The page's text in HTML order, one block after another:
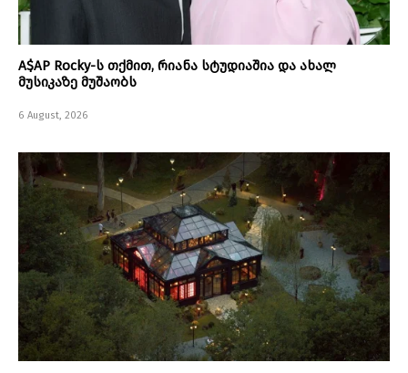
A$AP Rocky-ს თქმით, რიანა სტუდიაშია და ახალ
მუსიკაზე მუშაობს
6 August, 2026